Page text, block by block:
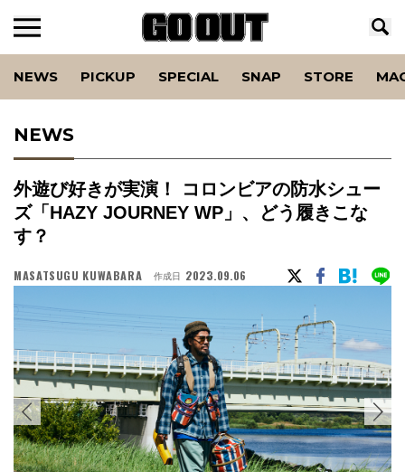
NEWS PICKUP SPECIAL SNAP STORE
NEWS
外遊び好きが実演！ コロンビアの防水シュー
ズ「HAZY JOURNEY WP」、どう履きこな
す？
MASATSUGU KUWABARA 作成日 2023.09.06